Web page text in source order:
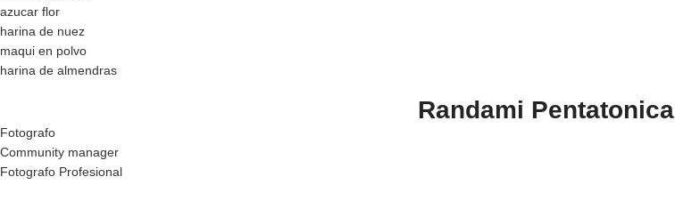
azucar flor
harina de nuez
maqui en polvo
harina de almendras
Randami Pentatonica
Fotografo
Community manager
Fotografo Profesional